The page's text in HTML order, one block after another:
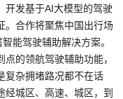
开发基于AI大模型的驾驶
。合作将聚焦中国出行场
能驾驶辅助解决方案。
的领航驾驶辅助功能，
复杂拥堵路况都不在话
城区、高速、城区，到